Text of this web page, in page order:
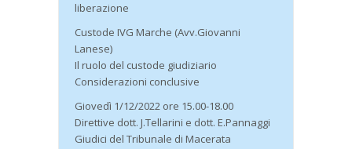
liberazione
Custode IVG Marche (Avv.Giovanni
Lanese)
Il ruolo del custode giudiziario
Considerazioni conclusive
Giovedì 1/12/2022 ore 15.00-18.00
Direttive dott. J.Tellarini e dott. E.Pannaggi
Giudici del Tribunale di Macerata